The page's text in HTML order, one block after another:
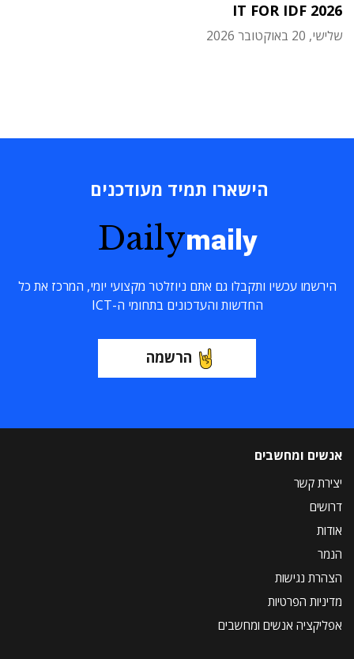
IT FOR IDF 2026
שלישי, 20 באוקטובר 2026
הישארו תמיד מעודכנים
Dailymaily
הירשמו עכשיו ותקבלו גם אתם ניוזלטר מקצועי יומי, המרכז את כל
החדשות והעדכונים בתחומי ה-ICT
הרשמה
אנשים ומחשבים
יצירת קשר
דרושים
אודות
הנמר
הצהרת נגישות
מדיניות הפרטיות
אפליקציה אנשים ומחשבים